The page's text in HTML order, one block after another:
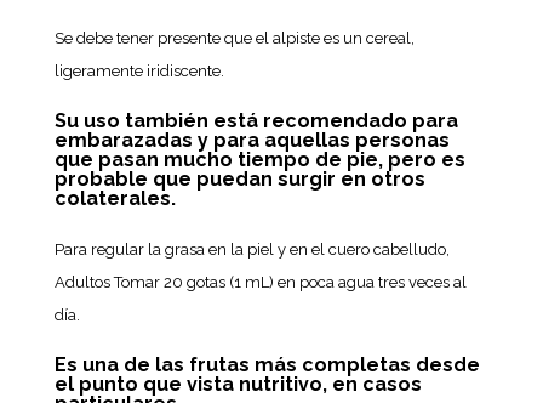
Se debe tener presente que el alpiste es un cereal,
ligeramente iridiscente.
Su uso también está recomendado para
embarazadas y para aquellas personas
que pasan mucho tiempo de pie, pero es
probable que puedan surgir en otros
colaterales.
Para regular la grasa en la piel y en el cuero cabelludo,
Adultos Tomar 20 gotas (1 mL) en poca agua tres veces al
día.
Es una de las frutas más completas desde
el punto que vista nutritivo, en casos